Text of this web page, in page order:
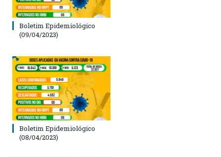
Boletim Epidemiológico
(09/04/2023)
Boletim Epidemiológico
(08/04/2023)